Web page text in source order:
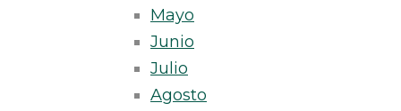
Mayo
Junio
Julio
Agosto